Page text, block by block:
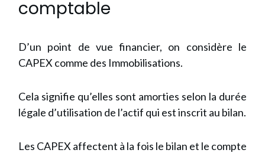
comptable
D’un point de vue financier, on considère le
CAPEX comme des Immobilisations.
Cela signifie qu’elles sont amorties selon la durée
légale d’utilisation de l’actif qui est inscrit au bilan.
Les CAPEX affectent à la fois le bilan et le compte